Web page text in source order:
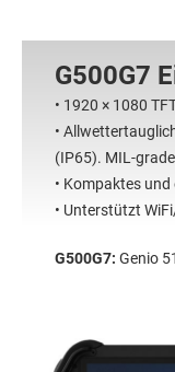
G500G7
• 1920 × 1080
•
(IP65). MIL-
• Kompaktes
• Unterstützt
G500G7: Genio